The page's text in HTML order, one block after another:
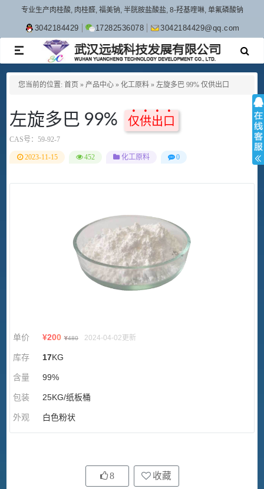
专业生产肉桂酸, 肉桂醛, 福美钠, 半胱胺盐酸盐, 8-羟基喹啉, 单氟磷酸钠
3042184429 17282536078 3042184429@qq.com
TOGGLE
NAVIGATION
您当前的位置: 首页 » 产品中心 » 化工原料 » 左旋多巴 99% 仅供出口
左旋多巴 99% 仅供出口
CAS号： 59-92-7
2023-11-15 452 化工原料 0
单价 ¥200 ¥480 2024-04-02更新
库存 17KG
含量 99%
包装 25KG/纸板桶
外观 白色粉状
8 收藏